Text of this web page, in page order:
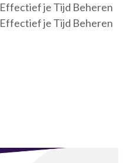
je Tijd Beheren
je Tijd Beheren